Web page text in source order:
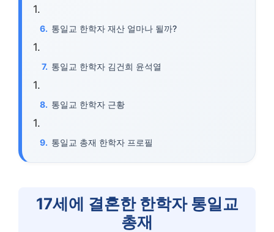
통일교 한학자 재산 얼마나 될까?
통일교 한학자 김건희 윤석열
통일교 한학자 근황
통일교 총재 한학자 프로필
17세에 결혼한 한학자 통일교
총재